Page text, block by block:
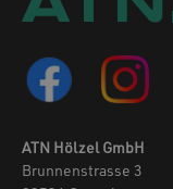
ATN Hölzel GmbH
Brunnenstrasse 3